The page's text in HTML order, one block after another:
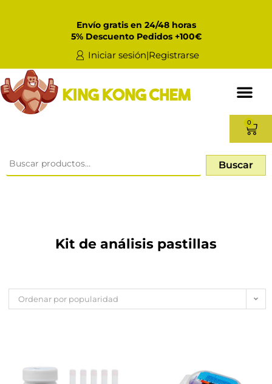
Envío gratis en 24/48 horas
5% Descuento Pedidos +100€
Iniciar sesión|Registrarse
0
Buscar
Kit de análisis pastillas
Ordenar por popularidad